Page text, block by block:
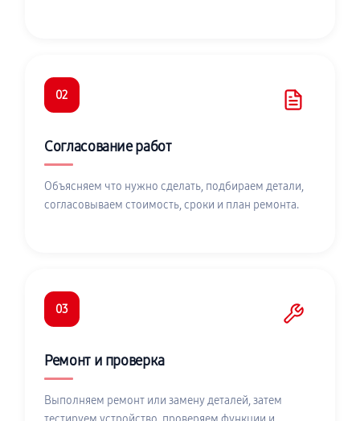
02
Согласование работ
Объясняем что нужно сделать, подбираем детали,
согласовываем стоимость, сроки и план ремонта.
03
Ремонт и проверка
Выполняем ремонт или замену деталей, затем